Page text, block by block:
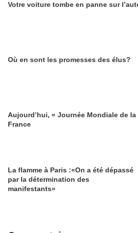
Votre voiture tombe en panne sur
Où en sont les promesses des élus?
Aujourd’hui, « Journée Mondiale de la
France
La flamme à Paris :«On a été dépassé
par la détermination des
manifestants»